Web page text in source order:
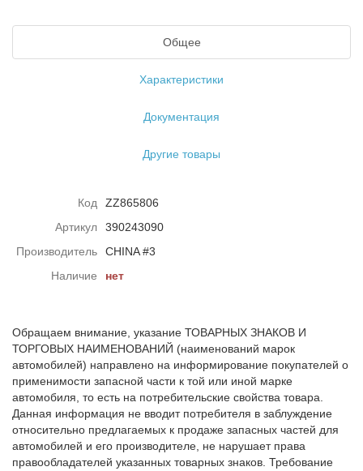
Общее
Характеристики
Документация
Другие товары
Код
ZZ865806
Артикул
390243090
Производитель
CHINA #3
Наличие
нет
Обращаем внимание, указание ТОВАРНЫХ ЗНАКОВ И
ТОРГОВЫХ НАИМЕНОВАНИЙ (наименований марок
автомобилей) направлено на информирование покупателей о
применимости запасной части к той или иной марке
автомобиля, то есть на потребительские свойства товара.
Данная информация не вводит потребителя в заблуждение
относительно предлагаемых к продаже запасных частей для
автомобилей и его производителе, не нарушает права
правообладателей указанных товарных знаков. Требование